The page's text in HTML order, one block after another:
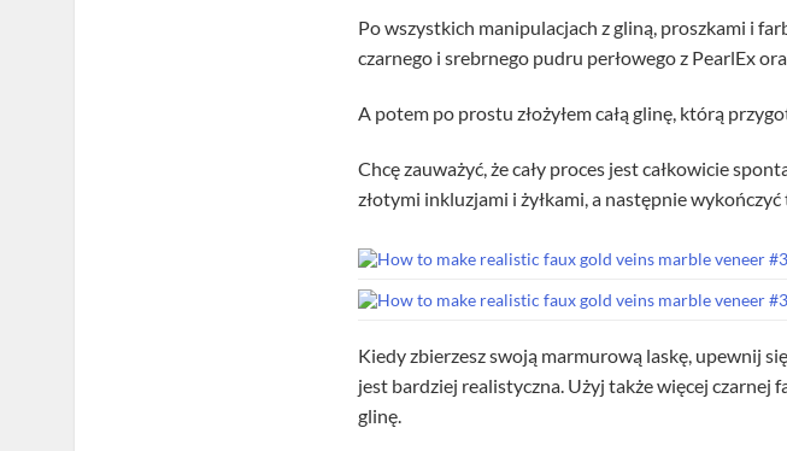
Po wszystkich manipulacjach z gliną, proszkami i
czarnego i srebrnego pudru perłowego z PearlEx
A potem po prostu złożyłem całą glinę, którą
Chcę zauważyć, że cały proces jest całkowicie
złotymi inkluzjami i żyłkami, a następnie
Kiedy zbierzesz swoją marmurową laskę, upewnij
jest bardziej realistyczna. Użyj także więcej czarnej
glinę.